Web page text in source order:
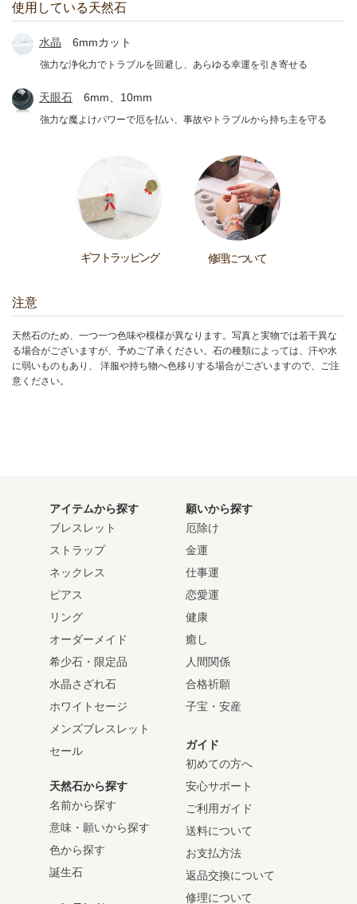
使用している天然石
水晶 6mmカット
強力な浄化力でトラブルを回避し、あらゆる幸運を引き寄せる
天眼石 6mm、10mm
強力な魔よけパワーで厄を払い、事故やトラブルから持ち主を守る
ギフトラッピング 修理について
注意
天然石のため、一つ一つ色味や模様が異なります。写真と実物では若干異な
る場合がございますが、予めご了承ください。石の種類によっては、汗や水
に弱いものもあり、 洋服や持ち物へ色移りする場合がございますので、ご注
意ください。
アイテムから探す
ブレスレット
ストラップ
ネックレス
ピアス
リング
オーダーメイド
希少石・限定品
水晶さざれ石
ホワイトセージ
メンズブレスレット
セール
願いから探す
厄除け
金運
仕事運
恋愛運
健康
癒し
人間関係
合格祈願
子宝・安産
天然石から探す
名前から探す
意味・願いから探す
色から探す
誕生石
ガイド
初めての方へ
安心サポート
ご利用ガイド
送料について
お支払方法
返品交換について
修理について